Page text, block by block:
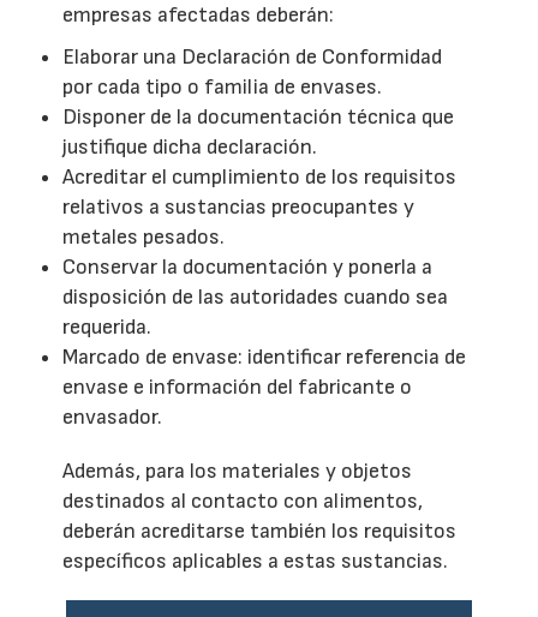
empresas afectadas deberán:
Elaborar una Declaración de Conformidad
por cada tipo o familia de envases.
Disponer de la documentación técnica que
justifique dicha declaración.
Acreditar el cumplimiento de los requisitos
relativos a sustancias preocupantes y
metales pesados.
Conservar la documentación y ponerla a
disposición de las autoridades cuando sea
requerida.
Marcado de envase: identificar referencia de
envase e información del fabricante o
envasador.
Además, para los materiales y objetos
destinados al contacto con alimentos,
deberán acreditarse también los requisitos
específicos aplicables a estas sustancias.